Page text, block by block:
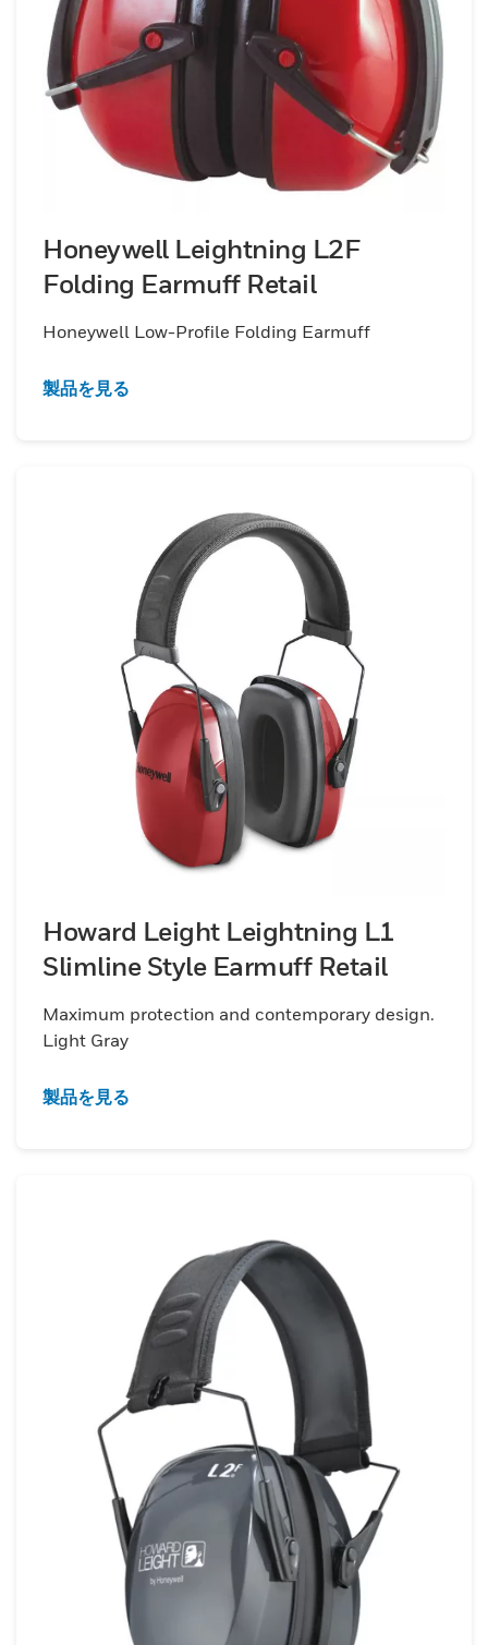
Honeywell Leightning L2F
Folding Earmuff Retail
Honeywell Low-Profile Folding Earmuff
製品を見る
Howard Leight Leightning L1
Slimline Style Earmuff Retail
Maximum protection and contemporary design.
Light Gray
製品を見る